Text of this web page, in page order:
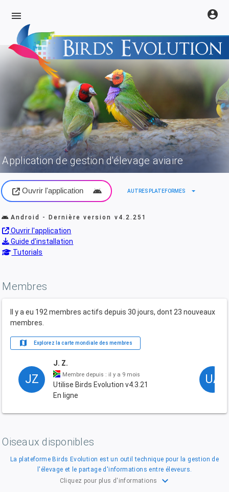
menu account_circle
Application de gestion d'élevage aviaire
Ouvrir l'application AUTRES PLATEFORMES arrow_drop_down
Android - Dernière version v4.2.251
Ouvrir l'application
Guide d'installation
Tutorials
Membres
Il y a eu 192 membres actifs depuis 30 jours, dont 23 nouveaux
membres.
map Explorez la carte mondiale des membres
JZ
J. Z.
Membre depuis : il y a 9 mois
Utilise Birds Evolution v4.3.21
En ligne
UA
Oiseaux disponibles
La plateforme Birds Evolution est un outil technique pour la gestion de
l'élevage et le partage d'informations entre éleveurs.
Cliquez pour plus d'informations
expand_more